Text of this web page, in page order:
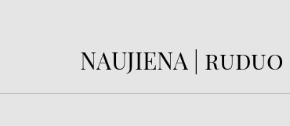
NAUJIENA |